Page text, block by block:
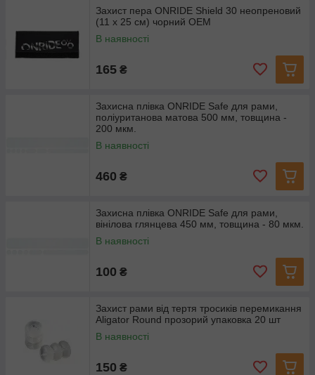
Захист пера ONRIDE Shield 30 неопреновий
(11 x 25 см) чорний ОЕМ
В наявності
165 ₴
Захисна плівка ONRIDE Safe для рами,
поліуританова матова 500 мм, товщина -
200 мкм.
В наявності
460 ₴
Захисна плівка ONRIDE Safe для рами,
вінілова глянцева 450 мм, товщина - 80 мкм.
В наявності
100 ₴
Захист рами від тертя тросиків перемикання
Aligator Round прозорий упаковка 20 шт
В наявності
150 ₴